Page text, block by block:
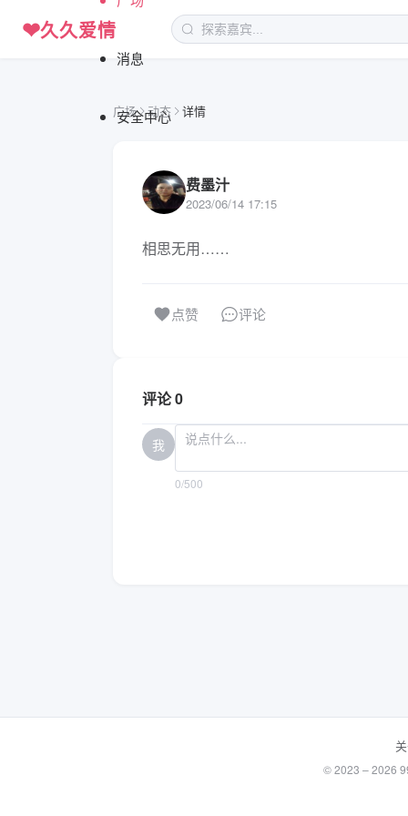
❤久久爱情
消息
安全中心
广场 动态 详情
费墨汁
2023/06/14 17:15
相思无用……
点赞 评论
评论 0
我
0/500
© 2023 – 2026